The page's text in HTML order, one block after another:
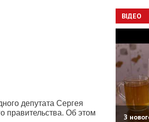
депутата Сергея
правительства. Об этом
ВІДЕО
З